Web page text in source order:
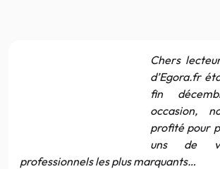
Chers
d’Egora.fr
fin
occasion,
profité pour
uns de
professionnels les plus marquants…